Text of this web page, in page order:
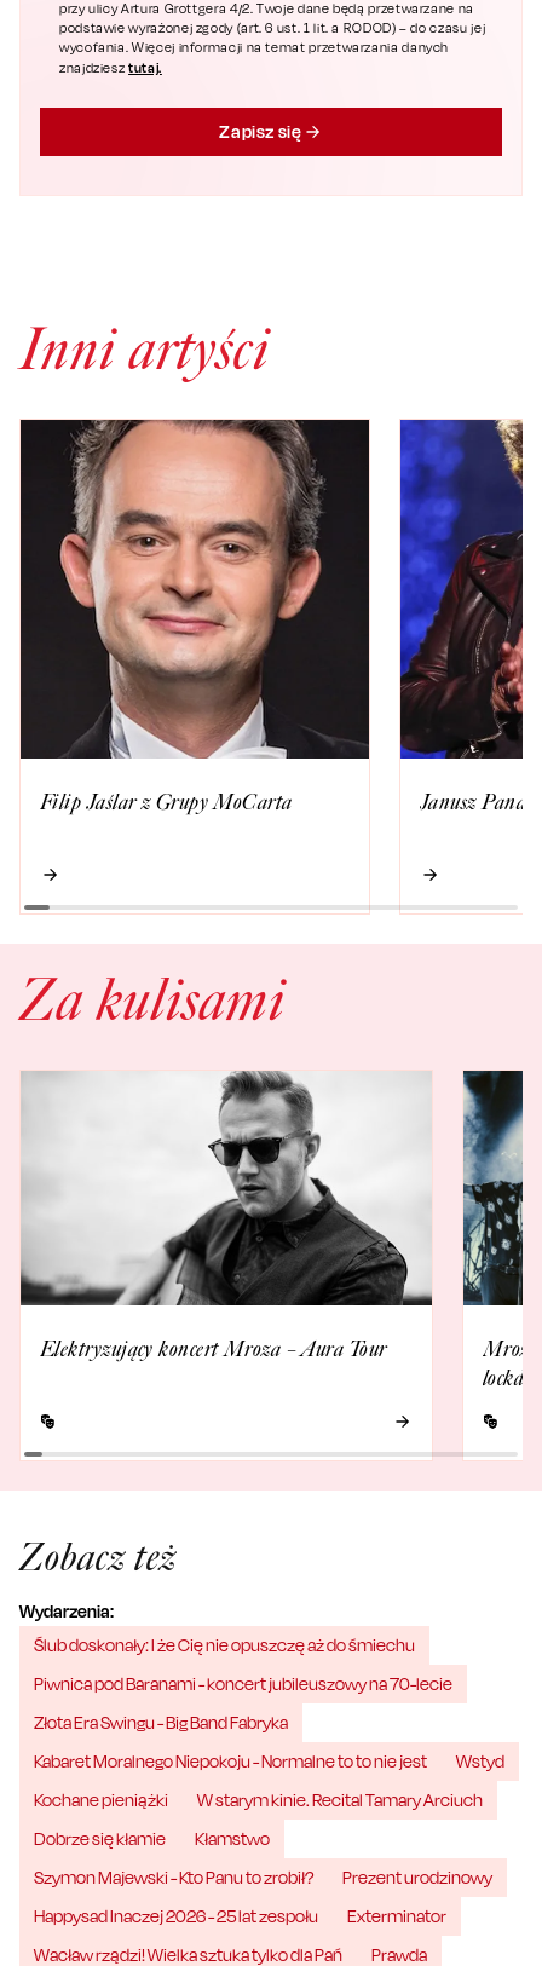
przy ulicy Artura Grottgera 4/2. Twoje dane będą przetwarzane na
podstawie wyrażonej zgody (art. 6 ust. 1 lit. a RODOD) – do czasu jej
wycofania. Więcej informacji na temat przetwarzania danych
znajdziesztutaj.
Zapisz się
Inni artyści
Filip Jaślar z Grupy MoCarta Janusz
Za kulisami
Elektryzujący koncert Mroza – Aura Tour
Mrozu
Zobacz też
Wydarzenia:
Ślub doskonały: I że Cię nie opuszczę aż do śmiechu
Piwnica pod Baranami - koncert jubileuszowy na 70-lecie
Złota Era Swingu - Big Band Fabryka
Kabaret Moralnego Niepokoju - Normalne to to nie jest
Wstyd
Kochane pieniążki
W starym kinie. Recital Tamary Arciuch
Dobrze się kłamie
Kłamstwo
Szymon Majewski - Kto Panu to zrobił?
Prezent urodzinowy
Happysad Inaczej 2026 - 25 lat zespołu
Exterminator
Wacław rządzi! Wielka sztuka tylko dla Pań
Prawda